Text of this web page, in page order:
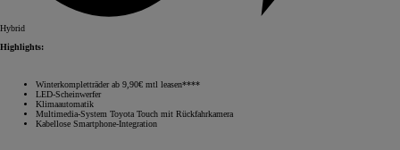
Hybrid
Highlights:
Winterkompletträder ab 9,90€ mtl leasen****
LED-Scheinwerfer
Klimaautomatik
Multimedia-System Toyota Touch mit Rückfahrkamera
Kabellose Smartphone-Integration